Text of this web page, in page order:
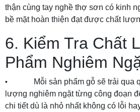
thận cùng tay nghề thợ sơn có kinh
bề mặt hoàn thiện đạt được chất
6. Kiểm Tra Chất
Phẩm Nghiêm
•
Mỗi sản phẩm gỗ sẽ trải qua
lượng nghiêm ngặt từng công đoạn
chi tiết dù là nhỏ nhất không có lỗi